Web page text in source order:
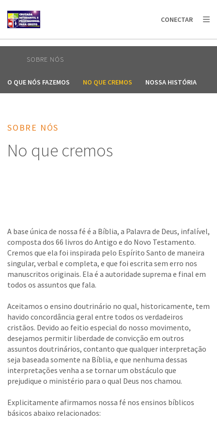
AFRICA
AMERICA / CARIBBEAN
OCEANIA
CONECTAR
SOBRE NÓS
O QUE NÓS FAZEMOS NO QUE CREMOS NOSSA HISTÓRIA
SOBRE NÓS
No que cremos
A base única de nossa fé é a Bíblia, a Palavra de Deus, infalível,
composta dos 66 livros do Antigo e do Novo Testamento.
Cremos que ela foi inspirada pelo Espírito Santo de maneira
singular, verbal e completa, e que foi escrita sem erro nos
manuscritos originais. Ela é a autoridade suprema e final em
todos os assuntos que fala.
Aceitamos o ensino doutrinário no qual, historicamente, tem
havido concordância geral entre todos os verdadeiros
cristãos. Devido ao feitio especial do nosso movimento,
desejamos permitir liberdade de convicção em outros
assuntos doutrinários, contanto que qualquer interpretação
seja baseada somente na Bíblia, e que nenhuma dessas
interpretações venha a se tornar um obstáculo que
prejudique o ministério para o qual Deus nos chamou.
Explicitamente afirmamos nossa fé nos ensinos bíblicos
básicos abaixo relacionados: